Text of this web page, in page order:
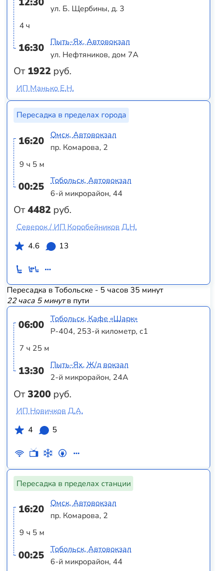
4 ч
16:30
От 1922 руб.
ул. Б. Щербины, д. 3
Пыть-Ях, Автовокзал
ул. Нефтяников, дом 7А
ИП Манько Е.Н.
Пересадка в пределах города
16:20
9 ч 5 м
00:25
От4482 руб.
Омск, Автовокзал
пр. Комарова, 2
Тобольск, Автовокзал
6-й микрорайон, 44
Северок / ИП Коробейников Д.Н.
4.6
13
Пересадка в Тобольске - 5 часов 35 минут
22 часа 5 минутв пути
06:00
7 ч 25 м
13:30
От3200 руб.
Тобольск, Кафе «Шарк»
Р-404, 253-й километр, с1
Пыть-Ях, Ж/д вокзал
2-й микрорайон, 24А
ИП Новичков Д.А.
4
5
Пересадка в пределах станции
16:20
9 ч 5 м
00:25
Омск, Автовокзал
пр. Комарова, 2
Тобольск, Автовокзал
6-й микрорайон, 44